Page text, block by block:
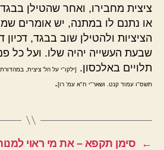
ציצית מחבירו, ואחר שהטילן
או נתנם לו במתנה, יש אומרים
הציציות ולהטילן שוב בבגד, דכיון
שבעת העשייה יהיה שלו. ועל כל
תלויים באלכסון.
[ילקו"י על הל' ציצית,
תשס"ו עמוד קנט. ושאר"י ח"א עמ' רו].
←
סימן תקפא – את מי ראוי